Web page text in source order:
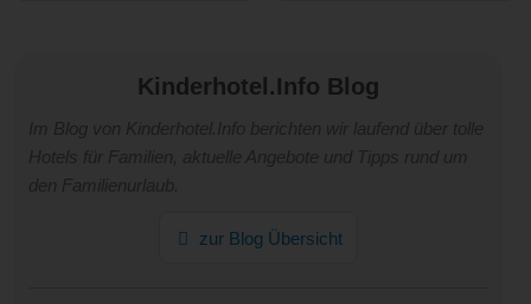
Kinderhotel.Info Blog
zur Blog Übersicht